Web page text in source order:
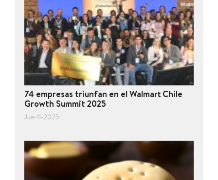
74 empresas triunfan en el Walmart Chile
Growth Summit 2025
Jue-11-2025